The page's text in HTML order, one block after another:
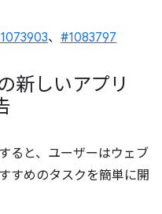
、 #1083797
新しいアプリ
ると、ユーザーはウェブ
すめのタスクを簡単に開